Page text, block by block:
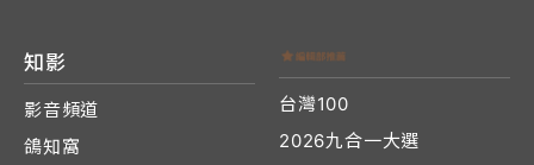
知影
影音頻道
鴿知窩
台灣100
2026九合一大選